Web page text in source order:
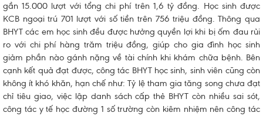
gần 15.000 lượt với tổng chi phí trên 1,6 tỷ đồng. Học sinh được
KCB ngoại trú 701 lượt với số tiền trên 756 triệu đồng. Thông qua
BHYT các em học sinh đều được hưởng quyền lợi khi bị ốm đau rủi
ro với chi phí hàng trăm triệu đồng, giúp cho gia đình học sinh
giảm phần nào gánh nặng về tài chính khi khám chữa bệnh. Bên
cạnh kết quả đạt được, công tác BHYT học sinh, sinh viên cũng còn
không ít khó khăn, hạn chế như: Tỷ lệ tham gia tăng song chưa đạt
chỉ tiêu giao, việc lập danh sách cấp thẻ BHYT còn nhiều sai sót,
công tác y tế học đường 1 số trường còn kiêm nhiệm nên công tác